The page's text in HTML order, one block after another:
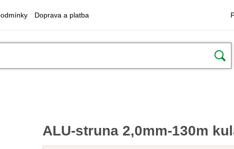
Doprava a platba
ALU-struna 2,0mm-130m